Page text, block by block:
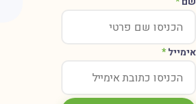
אימייל*